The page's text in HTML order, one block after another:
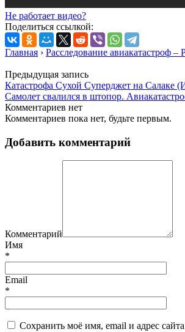
Не работает видео?
Поделиться ссылкой:
Главная › Расследование авиакатастроф –
Предыдущая запись
Катастрофа Сухой Суперджет на Салаке
Самолет свалился в штопор.
Комментариев нет
Комментариев пока нет, будьте первым.
Добавить комментарий
Комментарий
Имя
*
Email
*
Сохранить моё имя, email и адрес